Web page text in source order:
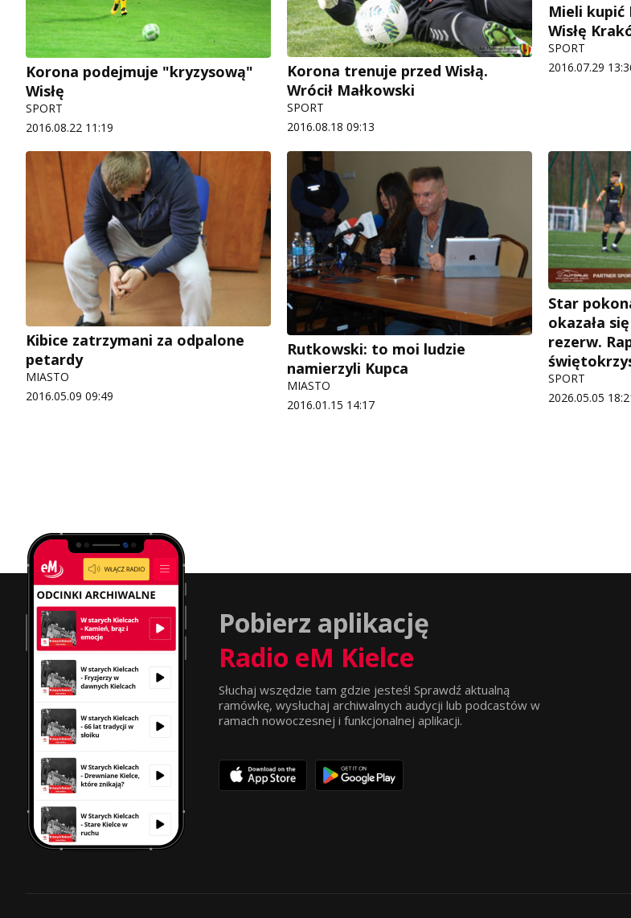
Korona podejmuje "kryzysową"
Wisłę
SPORT
2016.08.22 11:19
Korona trenuje przed Wisłą.
Wrócił Małkowski
SPORT
2016.08.18 09:13
Mieli kupić
Wisłę
SPORT
2016.07.29
Kibice zatrzymani za odpalone
petardy
MIASTO
2016.05.09 09:49
Rutkowski: to moi ludzie
namierzyli Kupca
MIASTO
2016.01.15 14:17
Star
okazała
rezerw.
SPORT
2026.05.05
Pobierz aplikację
Radio eM Kielce
Słuchaj wszędzie tam gdzie jesteś! Sprawdź aktualną
ramówkę, wysłuchaj archiwalnych audycji lub podcastów w
ramach nowoczesnej i funkcjonalnej aplikacji.